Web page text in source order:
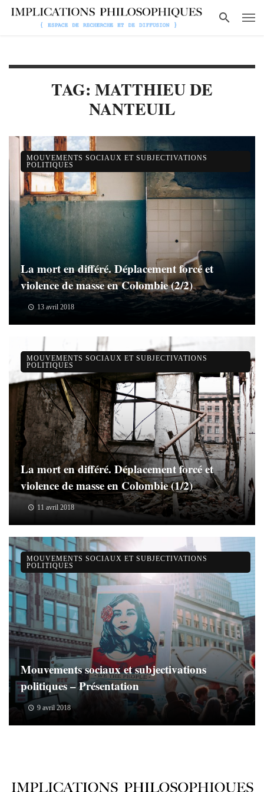
TAG: MATTHIEU DE
NANTEUIL
La mort en différé. Déplacement forcé et
violence de masse en Colombie (2/2)
13 avril 2018
MOUVEMENTS SOCIAUX ET SUBJECTIVATIONS
POLITIQUES
La mort en différé. Déplacement forcé et
violence de masse en Colombie (1/2)
11 avril 2018
MOUVEMENTS SOCIAUX ET SUBJECTIVATIONS
POLITIQUES
Mouvements sociaux et subjectivations
politiques – Présentation
9 avril 2018
MOUVEMENTS SOCIAUX ET SUBJECTIVATIONS
POLITIQUES